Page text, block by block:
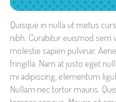
Quisque in nulla ut metus
nibh. Curabitur euismod sem
molestie sapien pulvinar.
fringilla. Nam at justo eget
mi adipiscing, elementum
Nullam nec tortor mauris.